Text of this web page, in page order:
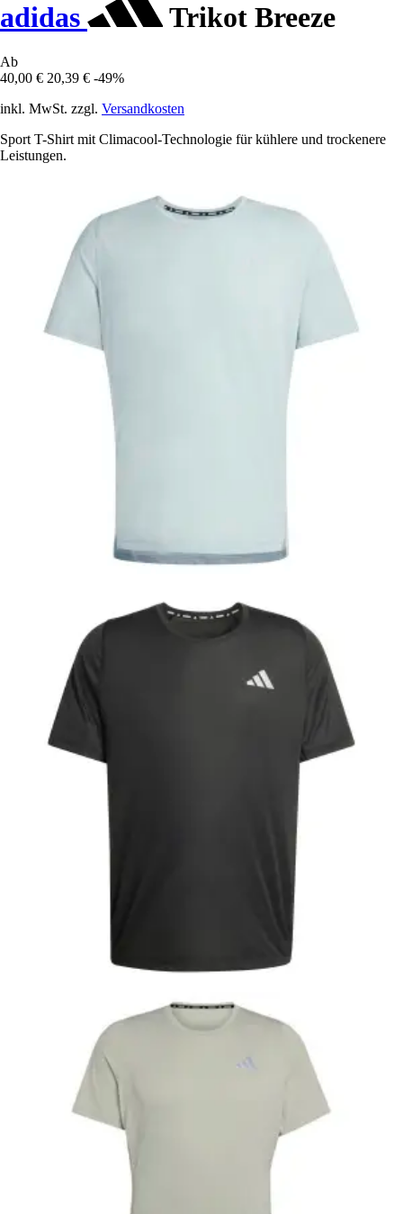
adidas Trikot Breeze
Ab
40,00 € 20,39 € -49%
inkl. MwSt. zzgl. Versandkosten
Sport T-Shirt mit Climacool-Technologie für kühlere und trockenere
Leistungen.